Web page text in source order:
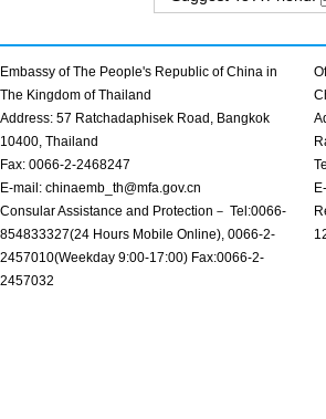
Embassy of The People's Republic of China in
The Kingdom of Thailand
Address: 57 Ratchadaphisek Road, Bangkok
10400, Thailand
Fax: 0066-2-2468247
E-mail: chinaemb_th@mfa.gov.cn
Consular Assistance and Protection－ Tel:0066-
854833327(24 Hours Mobile Online), 0066-2-
2457010(Weekday 9:00-17:00) Fax:0066-2-
2457032